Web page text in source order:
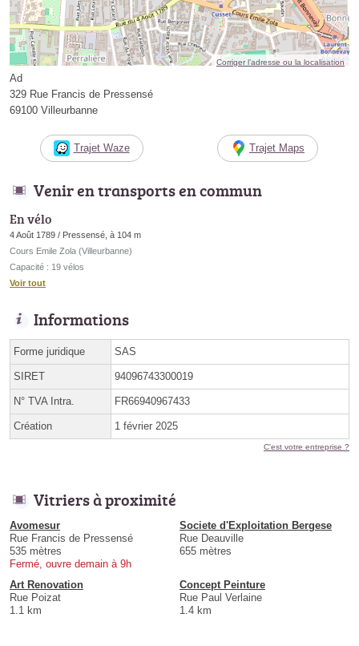
Corriger l’adresse ou la localisation
Ad
329 Rue Francis de Pressensé
69100 Villeurbanne
Trajet Waze Trajet Maps
Venir en transports en commun
En vélo
4 Août 1789 / Pressensé, à 104 m
Cours Emile Zola (Villeurbanne)
Capacité : 19 vélos
Voir tout
Informations
Forme juridique SAS
SIRET 94096743300019
N° TVA Intra. FR66940967433
Création 1 février 2025
C'est votre entreprise ?
Vitriers à proximité
Avomesur
Rue Francis de Pressensé
535 mètres
Fermé, ouvre demain à 9h
Societe d'Exploitation Bergese
Rue Deauville
655 mètres
Art Renovation
Rue Poizat
1.1 km
Concept Peinture
Rue Paul Verlaine
1.4 km